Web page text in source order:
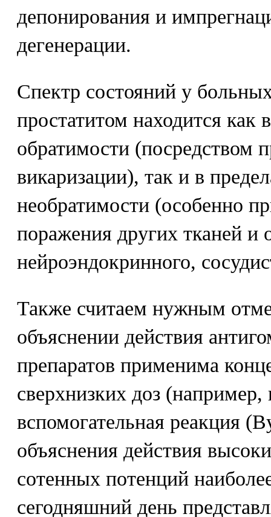
депонирования и
дегенерации.
Спектр состояний у
простатитом находится как
обратимости (посредством
викаризации), так и в
необратимости (особенно
поражения других тканей и
нейроэндокринного,
Также считаем нужным
объяснении действия
препаратов применима
сверхнизких доз
вспомогательная реакция
объяснения действия
сотенных потенций
сегодняшний день